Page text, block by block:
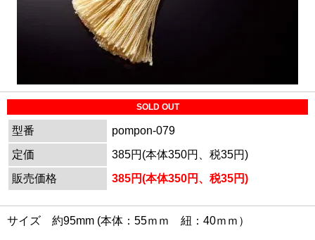
SOLD OUT
型番
pompon-079
定価
385円(本体350円、税35円)
販売価格
385円(本体350円、税35円)
サイズ 約95mm (本体：55ｍｍ 紐：40ｍｍ）